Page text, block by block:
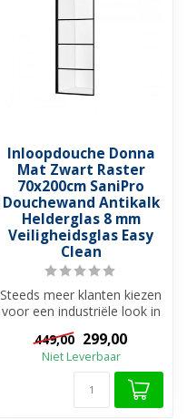
Inloopdouche Donna
Mat Zwart Raster
70x200cm SaniPro
Douchewand Antikalk
Helderglas 8 mm
Veiligheidsglas Easy
Clean
Steeds meer klanten kiezen
voor een industriële look in
douche...
449,00 299,00
Niet Leverbaar